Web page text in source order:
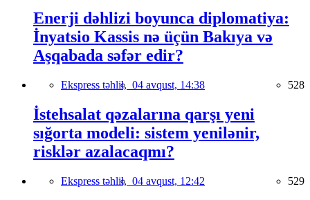
Enerji dəhlizi boyunca diplomatiya:
İnyatsio Kassis nə üçün Bakıya və
Aşqabada səfər edir?
Ekspress təhlil, 04 avqust, 14:38 528
İstehsalat qəzalarına qarşı yeni
sığorta modeli: sistem yenilənir,
risklər azalacaqmı?
Ekspress təhlil, 04 avqust, 12:42 529